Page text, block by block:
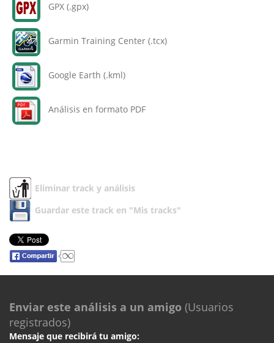
GPX (.gpx)
Garmin Training Center (.tcx)
Google Earth (.kml)
Análisis en formato PDF
Eliminar track y análisis
Guardar este track en "Mis tracks"
Enviar este análisis a un amigo (Usuarios
registrados)
Mensaje que recibirá tu amigo: